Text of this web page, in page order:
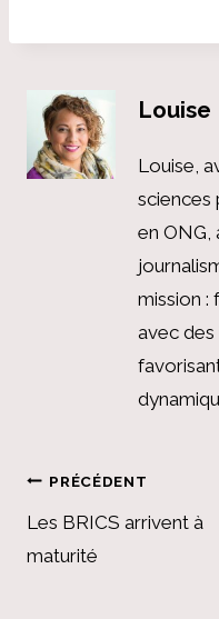
Louise
Louise,
sciences
en ONG,
mission
avec
de
PRÉCÉDENT
Les BRICS arrivent à
maturité